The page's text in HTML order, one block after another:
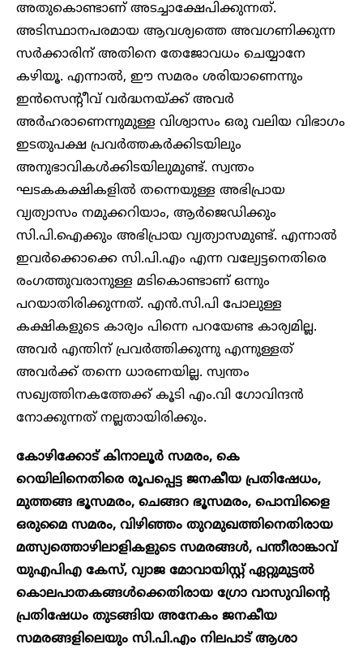
അതുകൊണ്ടാണ് അടച്ചാക്ഷേപിക്കുന്നത്.
അടിസ്ഥാനപരമായ ആവശ്യത്തെ അവഗണിക്കുന്ന
സർക്കാരിന് അതിനെ തേജോവധം ചെയ്യാനേ
കഴിയൂ. എന്നാൽ, ഈ സമരം ശരിയാണെന്നും
ഇൻസെന്റീവ് വർദ്ധനയ്ക്ക് അവർ
അർഹരാണെന്നുമുള്ള വിശ്വാസം ഒരു വലിയ വിഭാഗം
ഇടതുപക്ഷ പ്രവർത്തകർക്കിടയിലും
അനുഭാവികൾക്കിടയിലുമുണ്ട്. സ്വന്തം
ഘടകകക്ഷികളിൽ തന്നെയുള്ള അഭിപ്രായ
വ്യത്യാസം നമുക്കറിയാം, ആർജെഡിക്കും
സി.പി.ഐക്കും അഭിപ്രായ വ്യത്യാസമുണ്ട്. എന്നാൽ
ഇവർക്കൊക്കെ സി.പി.എം എന്ന വല്യേട്ടനെതിരെ
രംഗത്തുവരാനുള്ള മടികൊണ്ടാണ് ഒന്നും
പറയാതിരിക്കുന്നത്. എൻ.സി.പി പോലുള്ള
കക്ഷികളുടെ കാര്യം പിന്നെ പറയേണ്ട കാര്യമില്ല.
അവർ എന്തിന് പ്രവർത്തിക്കുന്നു എന്നുള്ളത്
അവർക്ക് തന്നെ ധാരണയില്ല. സ്വന്തം
സഖ്യത്തിനകത്തേക്ക് കൂടി എം.വി ഗോവിന്ദൻ
നോക്കുന്നത് നല്ലതായിരിക്കും.
കോഴിക്കോട് കിനാലൂർ സമരം, കെ
റെയിലിനെതിരെ രൂപപ്പെട്ട ജനകീയ പ്രതിഷേധം,
മുത്തങ്ങ ഭൂസമരം, ചെങ്ങറ ഭൂസമരം, പൊമ്പിളൈ
ഒരുമൈ സമരം, വിഴിഞ്ഞം തുറമുഖത്തിനെതിരായ
മത്സ്യത്തൊഴിലാളികളുടെ സമരങ്ങൾ, പന്തീരാങ്കാവ്
യുഎപിഎ കേസ്, വ്യാജ മോവായിസ്റ്റ് ഏറ്റുമുട്ടൽ
കൊലപാതകങ്ങൾക്കെതിരായ ഗ്രോ വാസുവിന്റെ
പ്രതിഷേധം തുടങ്ങിയ അനേകം ജനകീയ
സമരങ്ങളിലെയും സി.പി.എം നിലപാട് ആശാ